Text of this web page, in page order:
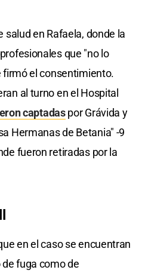
en Rafaela, donde la
que "no lo
firmó el consentimiento.
al turno en el Hospital
captadaspor Grávida y
Hermanas de Betania" -9
fueron retiradas por la
en el caso se encuentran
fuga como de